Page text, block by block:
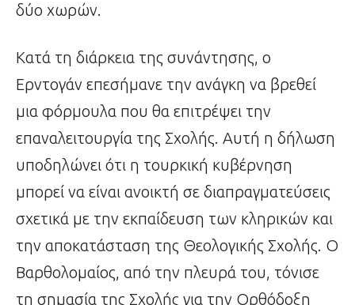
δύο χωρών.
Κατά τη διάρκεια της συνάντησης, ο
Ερντογάν επεσήμανε την ανάγκη να βρεθεί
μια φόρμουλα που θα επιτρέψει την
επαναλειτουργία της Σχολής. Αυτή η δήλωση
υποδηλώνει ότι η τουρκική κυβέρνηση
μπορεί να είναι ανοικτή σε διαπραγματεύσεις
σχετικά με την εκπαίδευση των κληρικών και
την αποκατάσταση της Θεολογικής Σχολής. Ο
Βαρθολομαίος, από την πλευρά του, τόνισε
τη σημασία της Σχολής για την Ορθόδοξη